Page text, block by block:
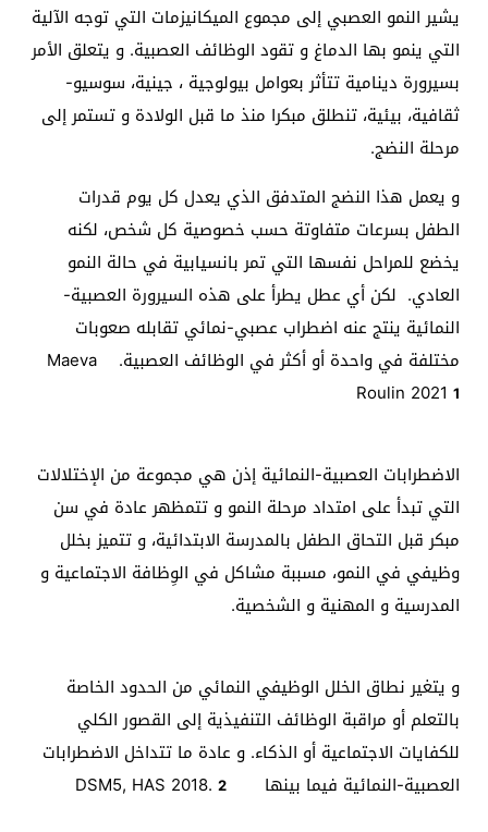
يشير النمو العصبي إلى مجموع الميكانيزمات التي توجه الآلية
التي ينمو بها الدماغ و تقود الوظائف العصبية. و يتعلق الأمر
بسيرورة دينامية تتأثر بعوامل بيولوجية ، جينية، سوسيو-
ثقافية، بيئية، تنطلق مبكرا منذ ما قبل الولادة و تستمر إلى
مرحلة النضج.
و يعمل هذا النضج المتدفق الذي يعدل كل يوم قدرات
الطفل بسرعات متفاوتة حسب خصوصية كل شخص، لكنه
يخضع للمراحل نفسها التي تمر بانسيابية في حالة النمو
العادي. لكن أي عطل يطرأ على هذه السيرورة العصبية-
النمائية ينتج عنه اضطراب عصبي-نمائي تقابله صعوبات
مختلفة في واحدة أو أكثر في الوظائف العصبية. Maeva
Roulin 2021 1
الاضطرابات العصبية-النمائية إذن هي مجموعة من الإختلالات
التي تبدأ على امتداد مرحلة النمو و تتمظهر عادة في سن
مبكر قبل التحاق الطفل بالمدرسة الابتدائية، و تتميز بخلل
وظيفي في النمو، مسببة مشاكل في الوِظافة الاجتماعية و
المدرسية و المهنية و الشخصية.
و يتغير نطاق الخلل الوظيفي النمائي من الحدود الخاصة
بالتعلم أو مراقبة الوظائف التنفيذية إلى القصور الكلي
للكفايات الاجتماعية أو الذكاء. و عادة ما تتداخل الاضطرابات
العصبية-النمائية فيما بينها DSM5, HAS 2018.2